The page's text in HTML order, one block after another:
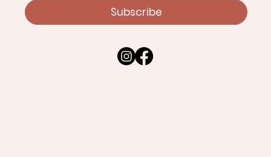
Subscribe